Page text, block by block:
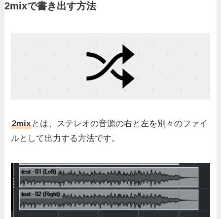
2mixで書き出す方法
2mix とは、ステレオの音源の右と左を別々のファイ
ルとして出力する方法です。